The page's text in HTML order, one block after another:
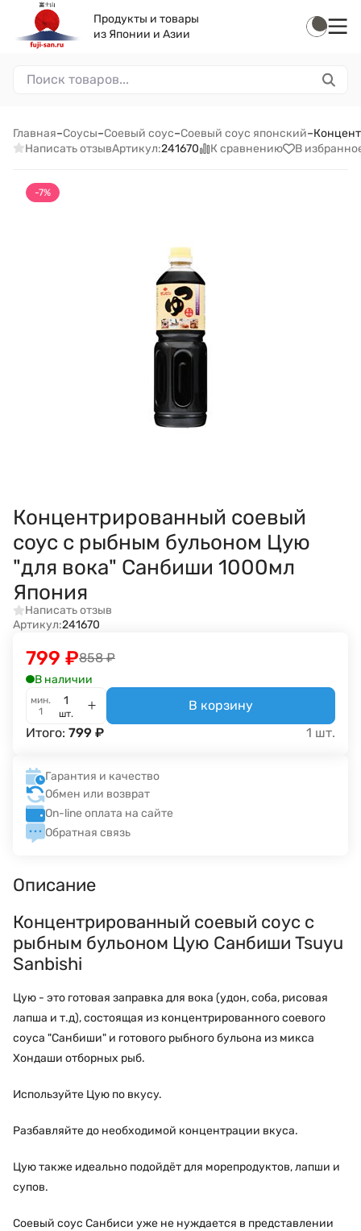
Продукты и товары
из Японии и Азии
Главная–Соусы–Соевый соус–Соевый соус японский–
Написать отзывАртикул:241670 К сравнению В
-7%
Концентрированный соевый
соус с рыбным бульоном Цую
"для вока" Санбиши 1000мл
Япония
Написать отзыв
Артикул:241670
858 ₽
799 ₽
В наличии
мин.
1
шт.
В корзину
Итого: 799 ₽ 1 шт.
Гарантия и качество
Обмен или возврат
On-line оплата на сайте
Обратная связь
Описание
Концентрированный соевый соус с
рыбным бульоном Цую Санбиши Tsuyu
Sanbishi
Цую - это готовая заправка для вока (удон, соба, рисовая
лапша и т.д), состоящая из концентрированного соевого
соуса "Санбиши" и готового рыбного бульона из микса
Хондаши отборных рыб.
Используйте Цую по вкусу.
Разбавляйте до необходимой концентрации вкуса.
Цую также идеально подойдёт для морепродуктов, лапши и
супов.
Соевый соус Санбиси уже не нуждается в представлении